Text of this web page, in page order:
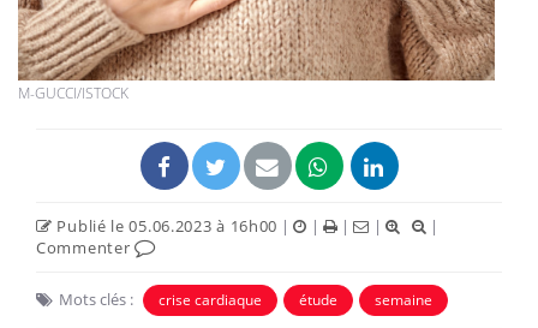
M-GUCCI/ISTOCK
Publié le 05.06.2023 à 16h00 | | | |
|
Commenter
Mots clés : crise cardiaque étude semaine